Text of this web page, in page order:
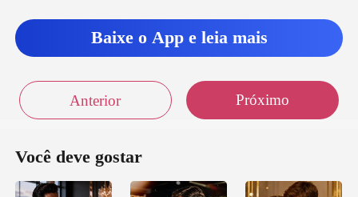
Baixe o App e leia mais
Anterior Próximo
Você deve gostar